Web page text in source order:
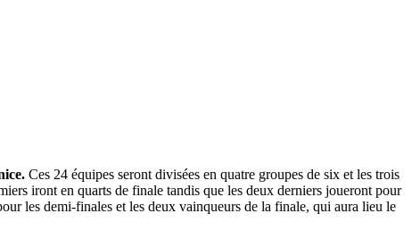
Ces 24 équipes seront divisées en quatre groupes de six et les trois
iront en quarts de finale tandis que les deux derniers joueront pour
les demi-finales et les deux vainqueurs de la finale, qui aura lieu le